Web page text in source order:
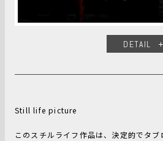
DETAIL
Still life picture
このスチルライフ作品は、決定的でタ